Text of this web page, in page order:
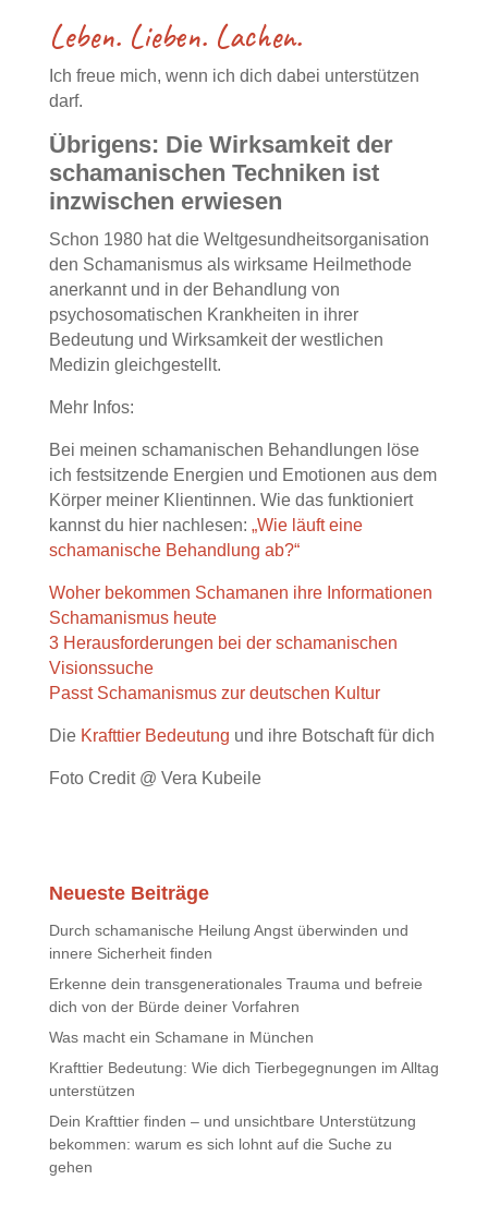
Leben. Lieben. Lachen.
Ich freue mich, wenn ich dich dabei unterstützen
darf.
Übrigens: Die Wirksamkeit der
schamanischen Techniken ist
inzwischen erwiesen
Schon 1980 hat die Weltgesundheitsorganisation
den Schamanismus als wirksame Heilmethode
anerkannt und in der Behandlung von
psychosomatischen Krankheiten in ihrer
Bedeutung und Wirksamkeit der westlichen
Medizin gleichgestellt.
Mehr Infos:
Bei meinen schamanischen Behandlungen löse
ich festsitzende Energien und Emotionen aus dem
Körper meiner Klientinnen. Wie das funktioniert
kannst du hier nachlesen: „Wie läuft eine
schamanische Behandlung ab?“
Woher bekommen Schamanen ihre Informationen
Schamanismus heute
3 Herausforderungen bei der schamanischen
Visionssuche
Passt Schamanismus zur deutschen Kultur
Die Krafttier Bedeutung und ihre Botschaft für dich
Foto Credit @ Vera Kubeile
Neueste Beiträge
Durch schamanische Heilung Angst überwinden und
innere Sicherheit finden
Erkenne dein transgenerationales Trauma und befreie
dich von der Bürde deiner Vorfahren
Was macht ein Schamane in München
Krafttier Bedeutung: Wie dich Tierbegegnungen im Alltag
unterstützen
Dein Krafttier finden – und unsichtbare Unterstützung
bekommen: warum es sich lohnt auf die Suche zu
gehen